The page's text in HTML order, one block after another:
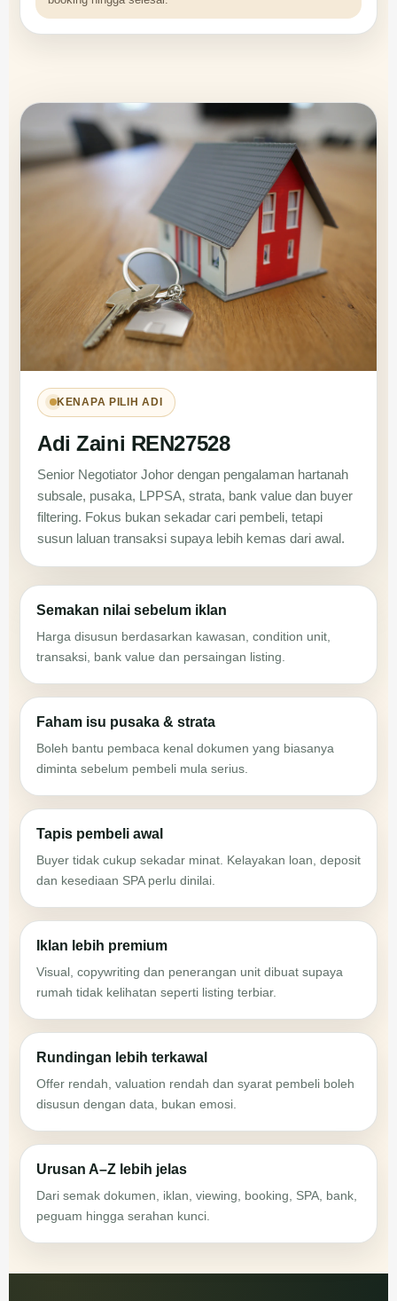
KENAPA PILIH ADI
Adi Zaini REN27528
Senior Negotiator Johor dengan pengalaman hartanah
subsale, pusaka, LPPSA, strata, bank value dan buyer
filtering. Fokus bukan sekadar cari pembeli, tetapi
susun laluan transaksi supaya lebih kemas dari awal.
Semakan nilai sebelum iklan
Harga disusun berdasarkan kawasan, condition unit,
transaksi, bank value dan persaingan listing.
Faham isu pusaka & strata
Boleh bantu pembaca kenal dokumen yang biasanya
diminta sebelum pembeli mula serius.
Tapis pembeli awal
Buyer tidak cukup sekadar minat. Kelayakan loan, deposit
dan kesediaan SPA perlu dinilai.
Iklan lebih premium
Visual, copywriting dan penerangan unit dibuat supaya
rumah tidak kelihatan seperti listing terbiar.
Rundingan lebih terkawal
Offer rendah, valuation rendah dan syarat pembeli boleh
disusun dengan data, bukan emosi.
Urusan A–Z lebih jelas
Dari semak dokumen, iklan, viewing, booking, SPA, bank,
peguam hingga serahan kunci.